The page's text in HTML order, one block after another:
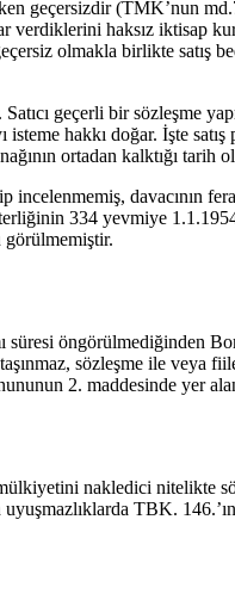
geçersizdir
haksız iktisap
olmakla birlikte
geçerli bir sözleşme
hakkı doğar. İşte satış
ortadan kalktığı
incelenmemiş,
334 yevmiye
görülmemiştir.
süresi öngörülmediğinden
sözleşme ile veya
2. maddesinde yer
nakledici nitelikte
TBK.